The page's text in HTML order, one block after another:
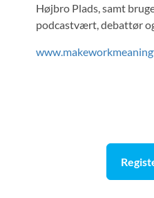
Højbro Plads, samt
podcastvært, debattør